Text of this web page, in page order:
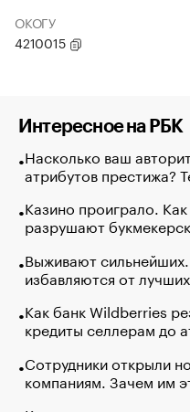
ОКОГУ
4210015
Интересное на РБК
Насколько ваш
атрибутов престижа?
Казино проиграло.
разрушают
Выживают
избавляются от
Как банк Wildberries
кредиты селлерам до
Сотрудники открыли
компаниям. Зачем им